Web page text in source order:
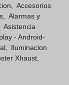
Accesorios
Alarmas y
Asistencia
- Android-
Iluminacion
Xhaust